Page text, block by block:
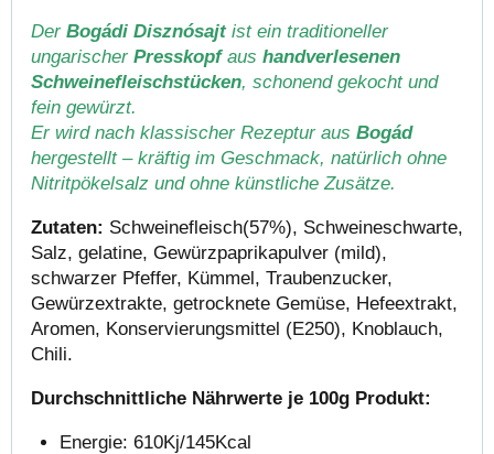
Der Bogádi Disznósajtist ein traditioneller
ungarischer Presskopfaus handverlesenen
Schweinefleischstücken, schonend gekocht und
fein gewürzt.
Er wird nach klassischer Rezeptur aus Bogád
hergestellt – kräftig im Geschmack, natürlich ohne
Nitritpökelsalz und ohne künstliche Zusätze.
Zutaten: Schweinefleisch(57%), Schweineschwarte,
Salz, gelatine, Gewürzpaprikapulver (mild),
schwarzer Pfeffer, Kümmel, Traubenzucker,
Gewürzextrakte, getrocknete Gemüse, Hefeextrakt,
Aromen, Konservierungsmittel (E250), Knoblauch,
Chili.
Durchschnittliche Nährwerte je 100g Produkt:
Energie: 610Kj/145Kcal